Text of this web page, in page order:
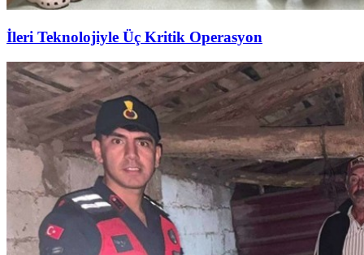
İleri Teknolojiyle Üç Kritik Operasyon